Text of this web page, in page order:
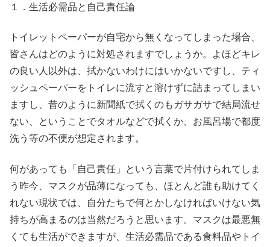
１．生活必需品と自己責任論
トイレットペーパーが自宅から無くなってしまった場合、
皆さんはどのように対処されますでしょうか。よほどキレ
の良い人以外は、拭かないわけにはいかないですし、ティ
ッシュペーパーをトイレに流すと溶けずに詰まってしまい
ますし、昔のように新聞紙で拭くのもガサガサで結局流せ
ない、ということでタオルなどで拭くか、お風呂場で都度
洗う等の不便が想定されます。
何があっても「自己責任」という言葉で片付けられてしま
う昨今、マスクが品薄になっても、ほとんど誰も助けてく
れない現状では、自分たちで何とかしなければいけない気
持ちが高まるのは当然だろうと思います。マスクは最悪無
くても生活ができますが、生活必需品である食料品やトイ